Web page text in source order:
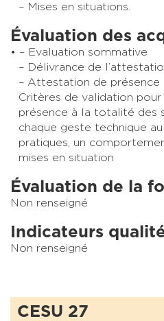
– Mises en situations.
Évaluation des
– Evaluation sommative
– Délivrance de
– Attestation de présence
Critères de validation pour
présence à la totalité des
chaque geste technique
pratiques, un
mises en situation
Évaluation de la
Non renseigné
Indicateurs
Non renseigné
CESU 27